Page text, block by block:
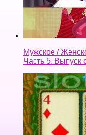
Мужское /
Часть 5. Выпуск